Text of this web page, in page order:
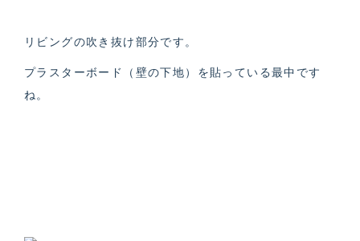
リビングの吹き抜け部分です。
プラスターボード（壁の下地）を貼っている最中です
ね。